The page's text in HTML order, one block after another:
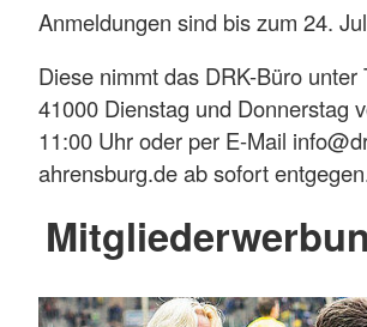
Anmeldungen sind bis zum 24.
Diese nimmt das DRK-Büro unter
41000 Dienstag und Donnerstag
11:00 Uhr oder per E-Mail
ahrensburg.de ab sofort